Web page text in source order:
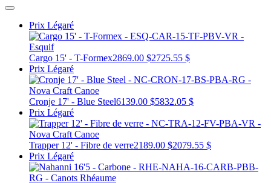
Prix Légaré
Cargo 15' - T-Formex2869.00 $2725.55 $
Prix Légaré
Cronje 17' - Blue Steel6139.00 $5832.05 $
Prix Légaré
Trapper 12' - Fibre de verre2189.00 $2079.55 $
Prix Légaré